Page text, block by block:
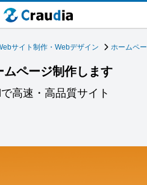
サイト制作・Webデザイン ホームペ
ページ制作します
高速・高品質サイト